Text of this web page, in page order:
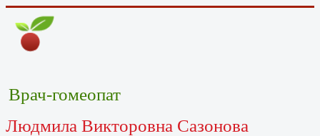
Врач-гомеопат
Людмила Викторовна Сазонова